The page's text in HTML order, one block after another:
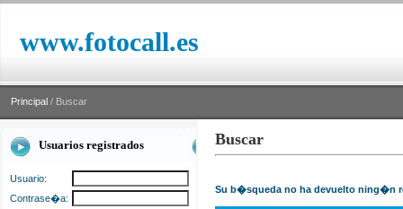
www.fotocall.es
Principal / Buscar
Usuarios registrados
Usuario:
Contrase�a:
Buscar
Su b�squeda no ha devuelto ning�n